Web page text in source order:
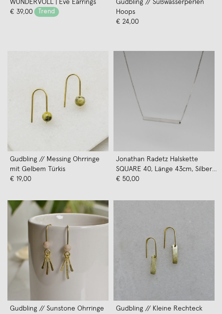
WUNDERVOLL | Eve Earrings
€ 39,00
Trend
Gudbling // Süßwasserperlen
Hoops
€ 24,00
Gudbling // Messing Ohrringe
mit Gelbem Türkis
€ 19,00
Jonathan Radetz Halskette
SQUARE 40, Länge 43cm, Silber
925
€ 50,00
Gudbling // Sunstone Ohrringe
Gudbling // Kleine Rechteck